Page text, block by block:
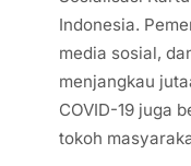
Indonesia.
media sosial,
menjangkau
COVID-19 juga
tokoh